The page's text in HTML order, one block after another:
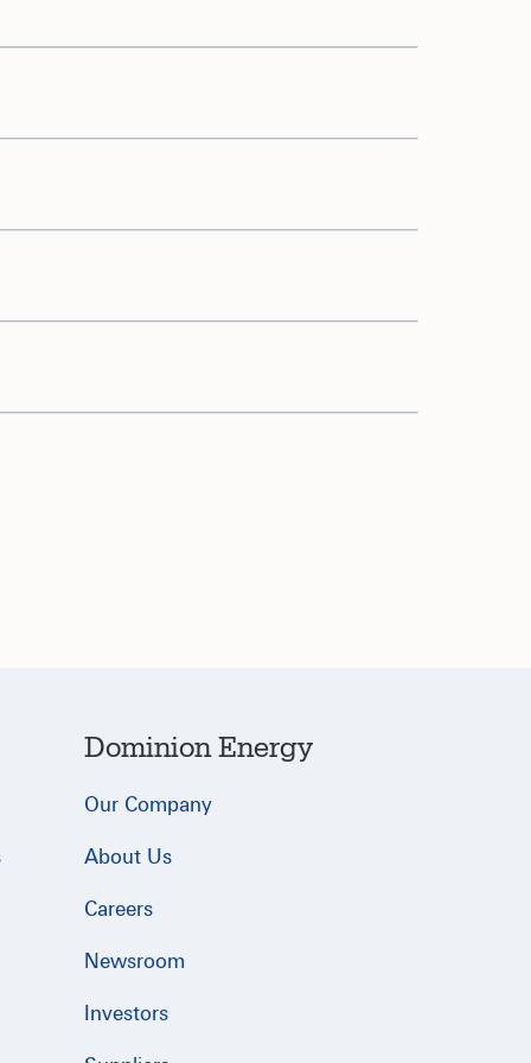
Dominion Energy
Our Company
About Us
Careers
Newsroom
Investors